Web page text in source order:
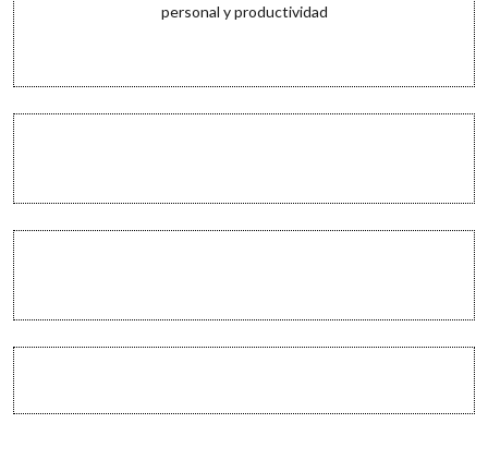
personal y productividad